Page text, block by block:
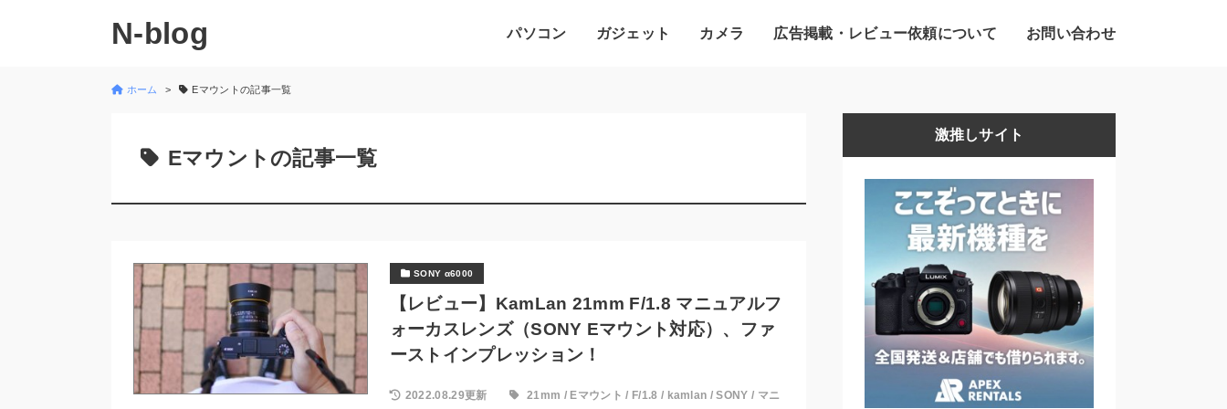
N-blog パソコン ガジェット カメラ 広告掲載・レビュー依頼について お問い合わせ
ホーム Eマウントの記事一覧
Eマウントの記事一覧
SONY α6000
【レビュー】KamLan 21mm F/1.8 マニュアルフ
ォーカスレンズ（SONY Eマウント対応）、ファ
ーストインプレッション！
2022.08.29更新 21mm / Eマウント / F/1.8 / kamlan /SONY / マニ
激推しサイト